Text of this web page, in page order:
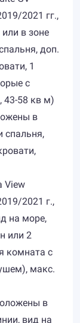
2021 гг.,
в зоне
доп.
1
с
43-58 кв м)
в
спальня,
View
2021 г.,
на море,
или 2
комната с
макс.
в
вид на